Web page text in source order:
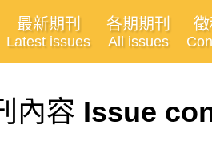
最新期刊
Latest issues
各期期刊
All issues
內容 Issue